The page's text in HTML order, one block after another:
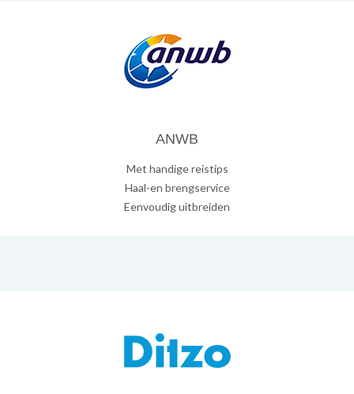
ANWB
Met handige reistips
Haal-en brengservice
Eenvoudig uitbreiden